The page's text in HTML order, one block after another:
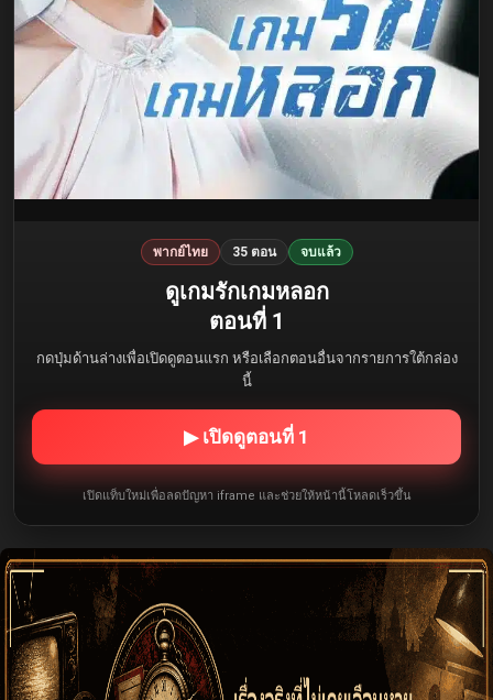
พากย์ไทย 35 ตอน จบแล้ว
ดูเกมรักเกมหลอก
ตอนที่ 1
กดปุ่มด้านล่างเพื่อเปิดดูตอนแรก หรือเลือกตอนอื่นจากรายการใต้กล่อง
นี้
▶ เปิดดูตอนที่ 1
เปิดแท็บใหม่เพื่อลดปัญหา iframe และช่วยให้หน้านี้โหลดเร็วขึ้น